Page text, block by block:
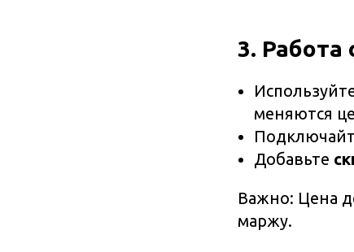
3. Работа
меняются
Добавьте
Важно: Цена
маржу.